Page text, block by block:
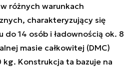
różnych warunkach
charakteryzujący się
do 14 osób i ładownością ok. 8
masie całkowitej (DMC)
Konstrukcja ta bazuje na